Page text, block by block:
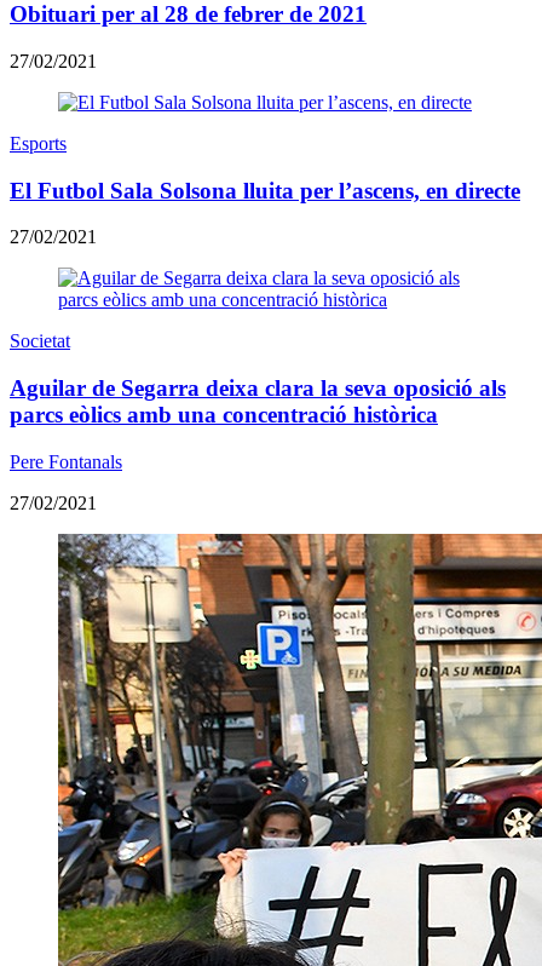
Obituari per al 28 de febrer de 2021
27/02/2021
Esports
El Futbol Sala Solsona lluita per l’ascens, en directe
27/02/2021
Societat
Aguilar de Segarra deixa clara la seva oposició als
parcs eòlics amb una concentració històrica
Pere Fontanals
27/02/2021